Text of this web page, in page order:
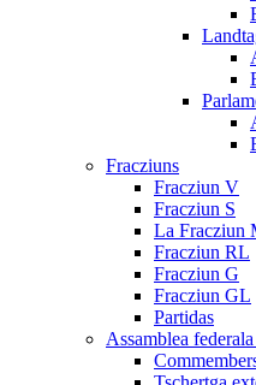
Fracziuns
Fracziun V
Fracziun S
La Fracziun
Fracziun RL
Fracziun G
Fracziun GL
Partidas
Assamblea